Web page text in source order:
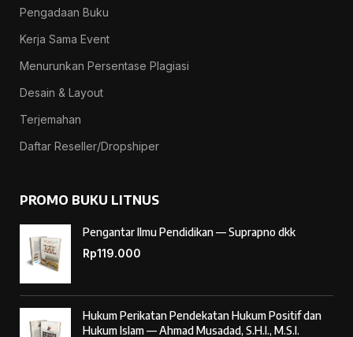
Pengadaan Buku
Kerja Sama Event
Menurunkan Persentase Plagiasi
Desain & Layout
Terjemahan
Daftar Reseller/Dropshiper
PROMO BUKU LITNUS
Pengantar Ilmu Pendidikan — Suprapno dkk
Rp119.000
Hukum Perikatan Pendekatan Hukum Positif dan
Hukum Islam — Ahmad Musadad, S.H.I., M.S.I.